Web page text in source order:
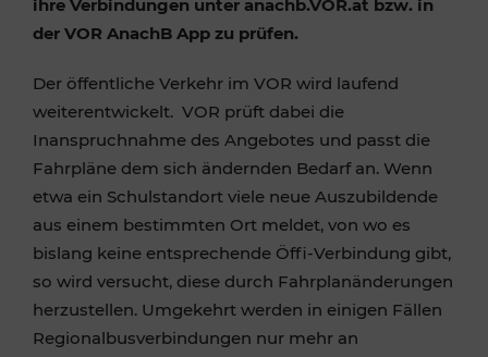
ihre Verbindungen unter anachb.VOR.at bzw. in
der VOR AnachB App zu prüfen.
Der öffentliche Verkehr im VOR wird laufend
weiterentwickelt. VOR prüft dabei die
Inanspruchnahme des Angebotes und passt die
Fahrpläne dem sich ändernden Bedarf an. Wenn
etwa ein Schulstandort viele neue Auszubildende
aus einem bestimmten Ort meldet, von wo es
bislang keine entsprechende Öffi-Verbindung gibt,
so wird versucht, diese durch Fahrplanänderungen
herzustellen. Umgekehrt werden in einigen Fällen
Regionalbusverbindungen nur mehr an